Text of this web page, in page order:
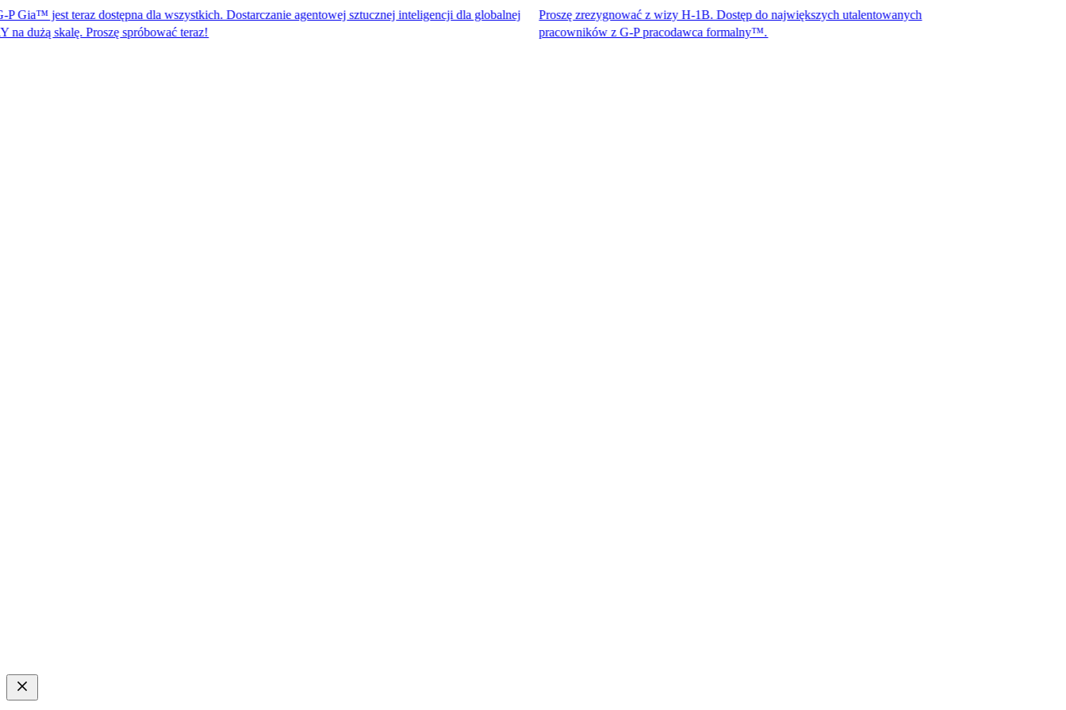
dostępna dla wszystkich. Dostarczanie agentowej sztucznej inteligencji dla globalnej
Proszę spróbować teraz!​​
Proszę zrezygnować z wizy H-1B. Dostęp do największych utalentowanych
pracowników z G-P pracodawca formalny™.​​